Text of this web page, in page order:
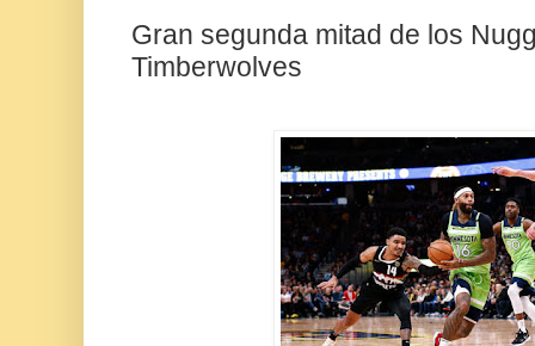
Gran segunda mitad de los
Timberwolves